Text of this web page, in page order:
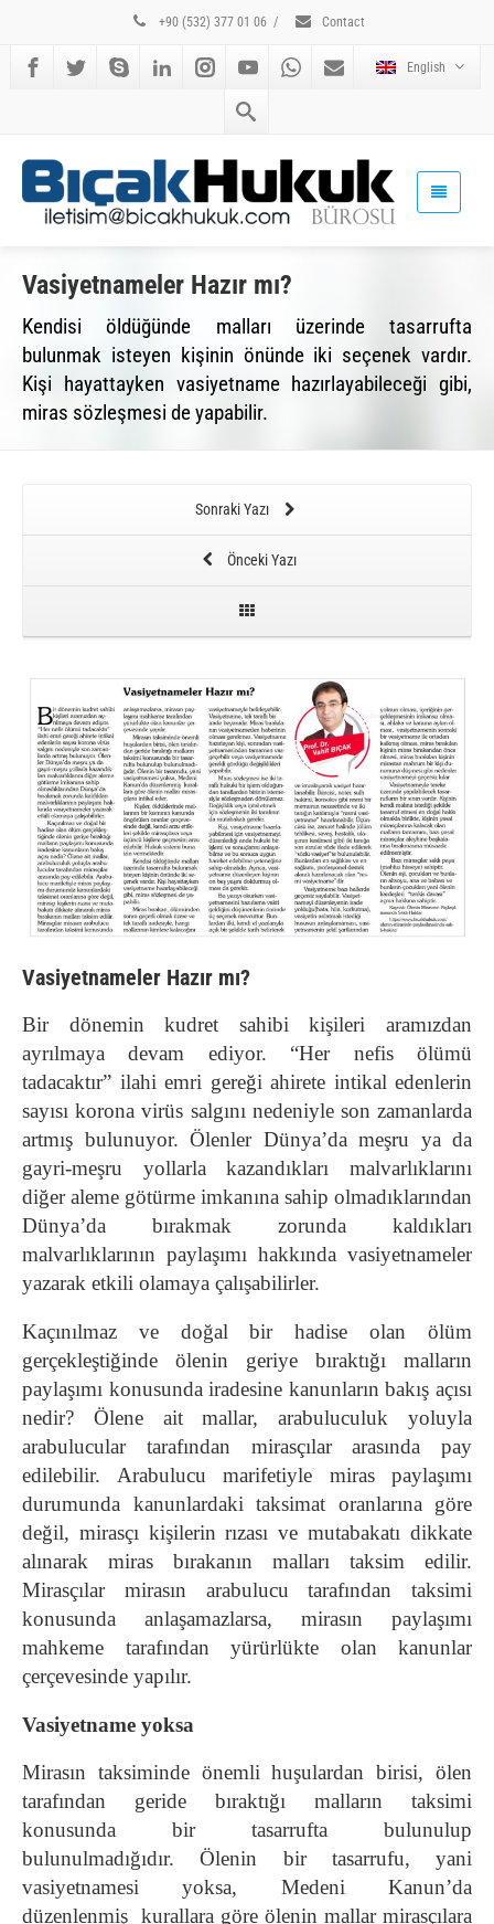
+90 (532) 377 01 06 / Contact
English
Vasiyetnameler Hazır mı?
Kendisi öldüğünde malları üzerinde tasarrufta
bulunmak isteyen kişinin önünde iki seçenek vardır.
Kişi hayattayken vasiyetname hazırlayabileceği gibi,
miras sözleşmesi de yapabilir.
Sonraki Yazı
Önceki Yazı
Vasiyetnameler Hazır mı?
Bir dönemin kudret sahibi kişileri aramızdan
ayrılmaya devam ediyor. “Her nefis ölümü
tadacaktır” ilahi emri gereği ahirete intikal edenlerin
sayısı korona virüs salgını nedeniyle son zamanlarda
artmış bulunuyor. Ölenler Dünya’da meşru ya da
gayri-meşru yollarla kazandıkları malvarlıklarını
diğer aleme götürme imkanına sahip olmadıklarından
Dünya’da bırakmak zorunda kaldıkları
malvarlıklarının paylaşımı hakkında vasiyetnameler
yazarak etkili olamaya çalışabilirler.
Kaçınılmaz ve doğal bir hadise olan ölüm
gerçekleştiğinde ölenin geriye bıraktığı malların
paylaşımı konusunda iradesine kanunların bakış açısı
nedir? Ölene ait mallar, arabuluculuk yoluyla
arabulucular tarafından mirasçılar arasında pay
edilebilir. Arabulucu marifetiyle miras paylaşımı
durumunda kanunlardaki taksimat oranlarına göre
değil, mirasçı kişilerin rızası ve mutabakatı dikkate
alınarak miras bırakanın malları taksim edilir.
Mirasçılar mirasın arabulucu tarafından taksimi
konusunda anlaşamazlarsa, mirasın paylaşımı
mahkeme tarafından yürürlükte olan kanunlar
çerçevesinde yapılır.
Vasiyetname yoksa
Mirasın taksiminde önemli huşulardan birisi, ölen
tarafından geride bıraktığı malların taksimi
konusunda bir tasarrufta bulunulup
bulunulmadığıdır. Ölenin bir tasarrufu, yani
vasiyetnamesi yoksa, Medeni Kanun’da
düzenlenmiş kurallara göre ölenin mallar mirasçılara